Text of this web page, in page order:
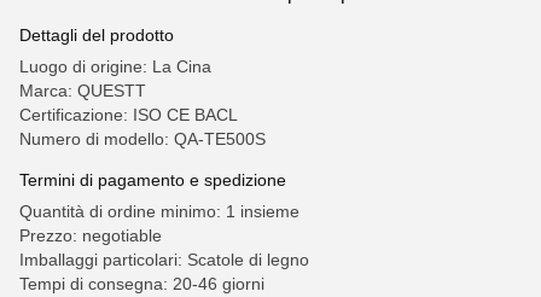
Dettagli del prodotto
Luogo di origine: La Cina
Marca: QUESTT
Certificazione: ISO CE BACL
Numero di modello: QA-TE500S
Termini di pagamento e spedizione
Quantità di ordine minimo: 1 insieme
Prezzo: negotiable
Imballaggi particolari: Scatole di legno
Tempi di consegna: 20-46 giorni